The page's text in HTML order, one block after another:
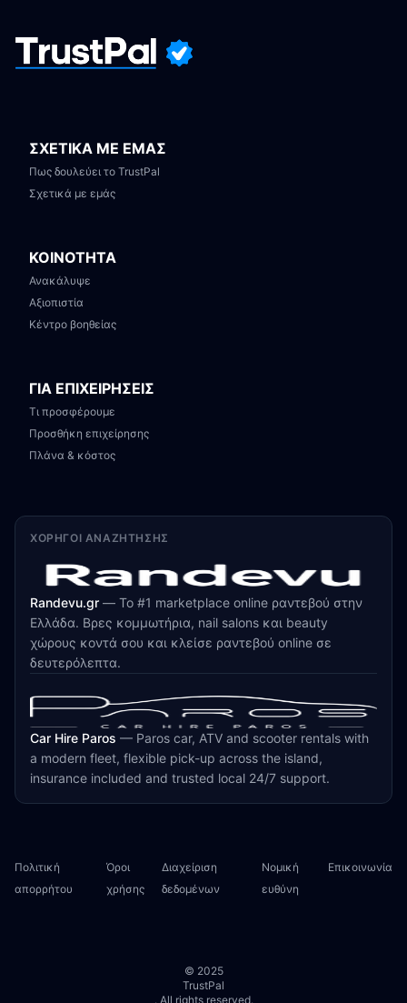
ΣΧΕΤΙΚΑ ΜΕ ΕΜΑΣ
Πως δουλεύει το TrustPal
Σχετικά με εμάς
ΚΟΙΝΟΤΗΤΑ
Ανακάλυψε
Αξιοπιστία
Κέντρο βοηθείας
ΓΙΑ ΕΠΙΧΕΙΡΗΣΕΙΣ
Τι προσφέρουμε
Προσθήκη επιχείρησης
Πλάνα & κόστος
ΧΟΡΗΓΟΊ ΑΝΑΖΉΤΗΣΗΣ
Randevu.gr — Το #1 marketplace online ραντεβού στην
Ελλάδα. Βρες κομμωτήρια, nail salons και beauty
χώρους κοντά σου και κλείσε ραντεβού online σε
δευτερόλεπτα.
Car Hire Paros — Paros car, ATV and scooter rentals with
a modern fleet, flexible pick-up across the island,
insurance included and trusted local 24/7 support.
Πολιτική
απορρήτου
Όροι
χρήσης
Διαχείριση
δεδομένων
Νομική
ευθύνη
Επικοινωνία
© 2025
TrustPal
. All rights reserved.